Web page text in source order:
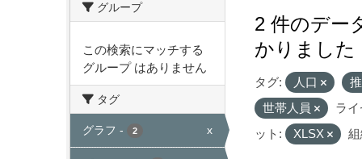
グループ
この検索にマッチする
グループ はありません
タグ
グラフ - 2 x
2 件のデー
かりました
タグ: 人口
世帯人員
ラ
ット:
XLSX